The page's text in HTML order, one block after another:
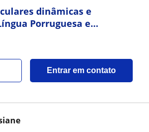
dinâmicas e
Porruguesa e
Entrar em contato